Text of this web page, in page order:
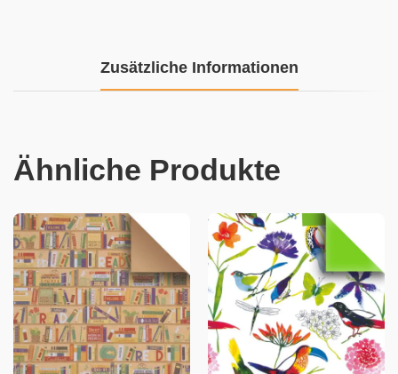
Zusätzliche Informationen
Ähnliche Produkte